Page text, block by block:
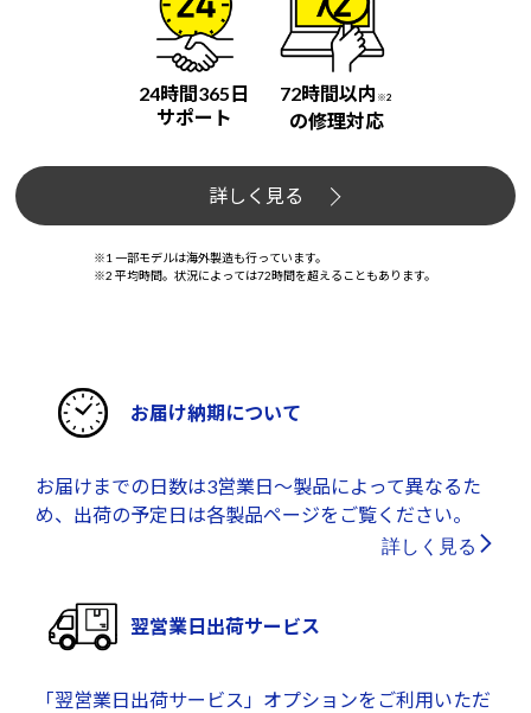
24時間365日
サポート
72時間以内 ※2
の修理対応
詳しく見る
※1 一部モデルは海外製造も行っています。
※2 平均時間。状況によっては72時間を超えることもあります。
お届け納期について
お届けまでの日数は3営業日～製品によって異なるた
め、出荷の予定日は各製品ページをご覧ください。
詳しく見る
翌営業日出荷サービス
「翌営業日出荷サービス」オプションをご利用いただ